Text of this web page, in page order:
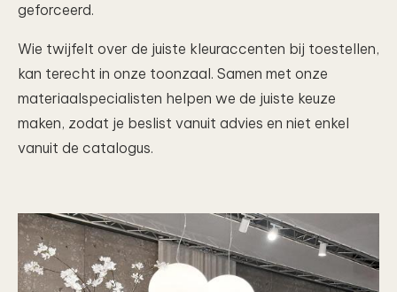
geforceerd.
Wie twijfelt over de juiste kleuraccenten bij toestellen,
kan terecht in onze toonzaal. Samen met onze
materiaalspecialisten helpen we de juiste keuze
maken, zodat je beslist vanuit advies en niet enkel
vanuit de catalogus.